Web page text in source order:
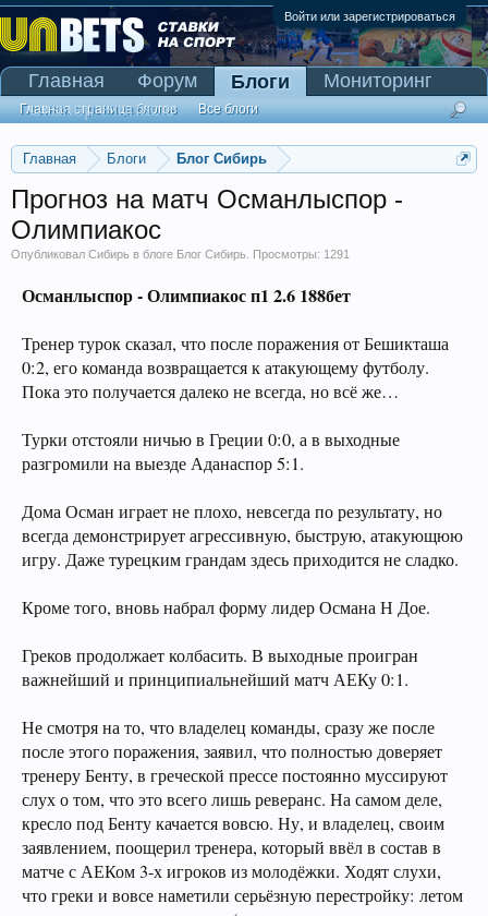
Войти или зарегистрироваться
Главная Блоги Блог Сибирь
Прогноз на матч Османлыспор -
Олимпиакос
Опубликовал Сибирь в блоге Блог Сибирь . Просмотры: 1291
Османлыспор - Олимпиакос п1 2.6 188бет
Тренер турок сказал, что после поражения от Бешикташа
0:2, его команда возвращается к атакующему футболу.
Пока это получается далеко не всегда, но всё же…
Турки отстояли ничью в Греции 0:0, а в выходные
разгромили на выезде Аданаспор 5:1.
Дома Осман играет не плохо, невсегда по результату, но
всегда демонстрирует агрессивную, быструю, атакующюю
игру. Даже турецким грандам здесь приходится не сладко.
Кроме того, вновь набрал форму лидер Османа Н Дое.
Греков продолжает колбасить. В выходные проигран
важнейший и принципиальнейший матч АЕКу 0:1.
Не смотря на то, что владелец команды, сразу же после
после этого поражения, заявил, что полностью доверяет
тренеру Бенту, в греческой прессе постоянно муссируют
слух о том, что это всего лишь реверанс. На самом деле,
кресло под Бенту качается вовсю. Ну, и владелец, своим
заявлением, поощерил тренера, который ввёл в состав в
матче с АЕКом 3-х игроков из молодёжки. Ходят слухи,
что греки и вовсе наметили серьёзную перестройку: летом
Главная Форум Блоги
Главная страница блогов Все блоги
Мониторинг
Сканер Pinnacle